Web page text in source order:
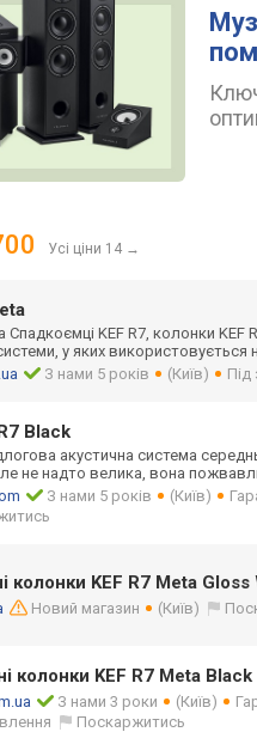
Усі ціни 14 →
Спадкоємці KEF R7, колонки KEF
у яких використовується
З нами 5 років (Київ) Під
Black
акустична система
не надто велика, вона
З нами 5 років (Київ)
колонки KEF R7 Meta Gloss
Новий магазин (Київ)
колонки KEF R7 Meta
З нами 3 роки (Київ)
Поскаржитись